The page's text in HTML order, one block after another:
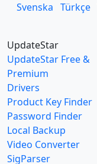
Svenska Türkçe
UpdateStar
UpdateStar Free &
Premium
Drivers
Product Key Finder
Password Finder
Local Backup
Video Converter
SigParser